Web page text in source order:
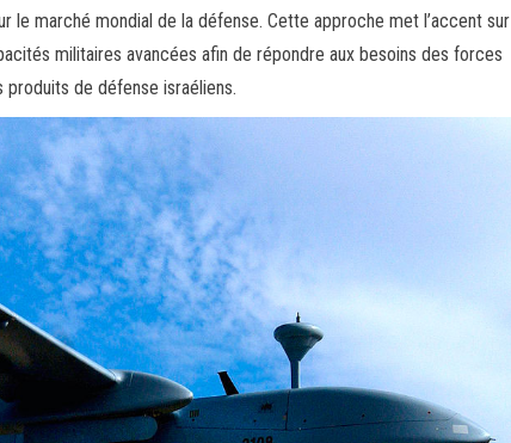
le marché mondial de la défense. Cette approche met l’accent sur
militaires avancées afin de répondre aux besoins des forces
produits de défense israéliens.